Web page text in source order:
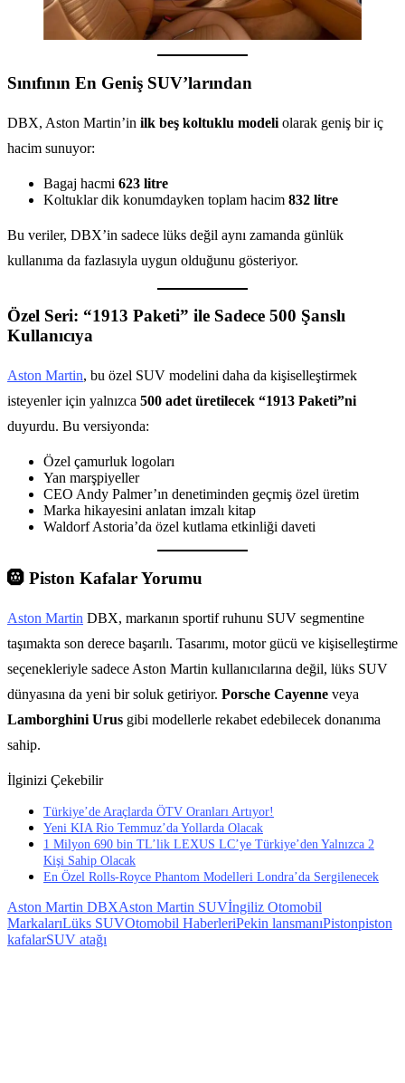
Sınıfının En Geniş SUV’larından
DBX, Aston Martin’in ilk beş koltuklu modeli olarak geniş bir iç
hacim sunuyor:
Bagaj hacmi 623 litre
Koltuklar dik konumdayken toplam hacim 832 litre
Bu veriler, DBX’in sadece lüks değil aynı zamanda günlük
kullanıma da fazlasıyla uygun olduğunu gösteriyor.
Özel Seri: “1913 Paketi” ile Sadece 500 Şanslı
Kullanıcıya
Aston Martin, bu özel SUV modelini daha da kişiselleştirmek
isteyenler için yalnızca 500 adet üretilecek “1913 Paketi”ni
duyurdu. Bu versiyonda:
Özel çamurluk logoları
Yan marşpiyeller
CEO Andy Palmer’ın denetiminden geçmiş özel üretim
Marka hikayesini anlatan imzalı kitap
Waldorf Astoria’da özel kutlama etkinliği daveti
🛞 Piston Kafalar Yorumu
Aston Martin DBX, markanın sportif ruhunu SUV segmentine
taşımakta son derece başarılı. Tasarımı, motor gücü ve kişiselleştirme
seçenekleriyle sadece Aston Martin kullanıcılarına değil, lüks SUV
dünyasına da yeni bir soluk getiriyor. Porsche Cayenne veya
Lamborghini Urus gibi modellerle rekabet edebilecek donanıma
sahip.
İlginizi Çekebilir
Türkiye’de Araçlarda ÖTV Oranları Artıyor!
Yeni KIA Rio Temmuz’da Yollarda Olacak
1 Milyon 690 bin TL’lik LEXUS LC’ye Türkiye’den Yalnızca 2
Kişi Sahip Olacak
En Özel Rolls-Royce Phantom Modelleri Londra’da Sergilenecek
Aston Martin DBXAston Martin SUVİngiliz Otomobil
MarkalarıLüks SUVOtomobil HaberleriPekin lansmanıPistonpiston
kafalarSUV atağı